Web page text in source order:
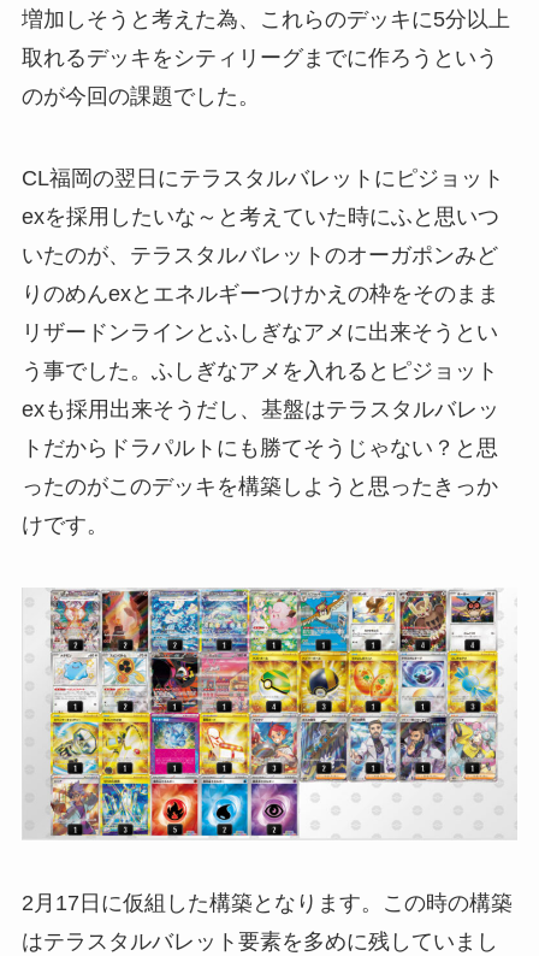
増加しそうと考えた為、これらのデッキに5分以上
取れるデッキをシティリーグまでに作ろうという
のが今回の課題でした。
CL福岡の翌日にテラスタルバレットにピジョット
exを採用したいな～と考えていた時にふと思いつ
いたのが、テラスタルバレットのオーガポンみど
りのめんexとエネルギーつけかえの枠をそのまま
リザードンラインとふしぎなアメに出来そうとい
う事でした。ふしぎなアメを入れるとピジョット
exも採用出来そうだし、基盤はテラスタルバレッ
トだからドラパルトにも勝てそうじゃない？と思
ったのがこのデッキを構築しようと思ったきっか
けです。
2月17日に仮組した構築となります。この時の構築
はテラスタルバレット要素を多めに残していまし